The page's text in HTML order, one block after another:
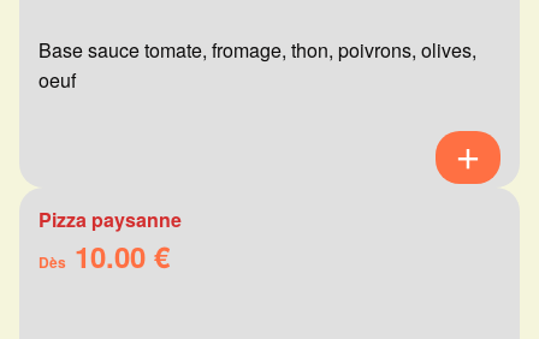
Base sauce tomate, fromage, thon, poivrons, olives,
oeuf
Pizza paysanne
Dès 10.00 €